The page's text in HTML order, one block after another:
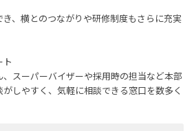
、横とのつながりや研修制度もさらに充実
ト
、スーパーバイザーや採用時の担当など本部
しやすく、気軽に相談できる窓口を数多く